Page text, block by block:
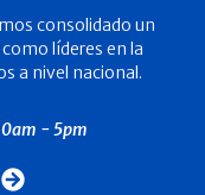
consolidado un
líderes en la
a nivel nacional.
- 5pm